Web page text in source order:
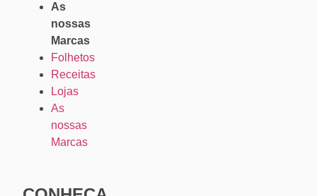
As
nossas
Marcas
Folhetos
Receitas
Lojas
As
nossas
Marcas